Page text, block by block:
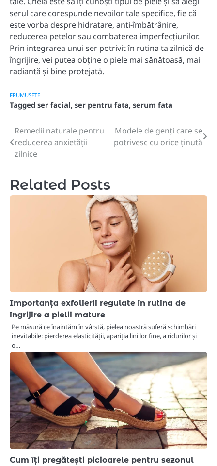
serul care corespunde nevoilor tale specifice, fie că
este vorba despre hidratare, anti-îmbătrânire,
reducerea petelor sau combaterea imperfecțiunilor.
Prin integrarea unui ser potrivit în rutina ta zilnică de
îngrijire, vei putea obține o piele mai sănătoasă, mai
radiantă și bine protejată.
FRUMUSETE
Tagged ser facial, ser pentru fata, serum fata
Post
navigation
Remedii naturale pentru
reducerea anxietății
zilnice
Modele de genți care se
potrivesc cu orice ținută
Related Posts
Importanța exfolierii regulate în rutina de
îngrijire a pielii mature
Pe măsură ce înaintăm în vârstă, pielea noastră suferă schimbări
inevitabile: pierderea elasticității, apariția liniilor fine, a ridurilor și
o…
Cum îți pregătești picioarele pentru sezonul